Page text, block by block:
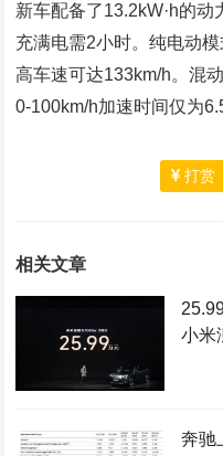
新车配备了13.2kW·h的动
充满电需2小时。纯电动
高车速可达133km/h。混
0-100km/h加速时间仅为
打赏
相关文章
小米
奔驰